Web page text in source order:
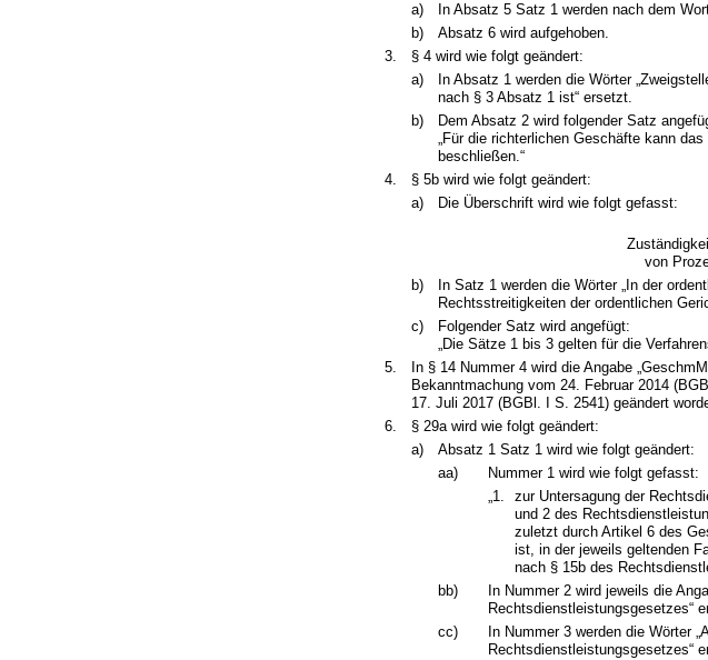
a)
In Absatz 5 Satz 1 werden nach dem
b)
Absatz 6 wird aufgehoben.
3.
§ 4 wird wie folgt geändert:
a)
In Absatz 1 werden die Wörter
nach § 3 Absatz 1 ist“ ersetzt.
b)
Dem Absatz 2 wird folgender Satz
„Für die richterlichen Geschäfte kann
beschließen.“
4.
§ 5b wird wie folgt geändert:
a)
Die Überschrift wird wie folgt gefasst:
von
b)
In Satz 1 werden die Wörter „In der
Rechtsstreitigkeiten der ordentlichen
c)
Folgender Satz wird angefügt:
„Die Sätze 1 bis 3 gelten für die
5.
In § 14 Nummer 4 wird die Angabe
Bekanntmachung vom 24. Februar 2014
17. Juli 2017 (BGBl. I S. 2541) geändert
6.
§ 29a wird wie folgt geändert:
a)
Absatz 1 Satz 1 wird wie folgt geändert:
aa)
Nummer 1 wird wie folgt gefasst:
„1.
zur Untersagung der
und 2 des
zuletzt durch Artikel 6 des
ist, in der jeweils geltenden
nach § 15b des
bb)
In Nummer 2 wird jeweils die
Rechtsdienstleistungsgesetzes“
cc)
In Nummer 3 werden die Wörter
Rechtsdienstleistungsgesetzes“